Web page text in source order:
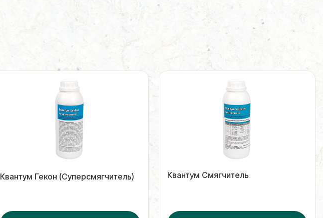
Квантум Гекон (Суперсмягчитель) Квантум Смягчитель